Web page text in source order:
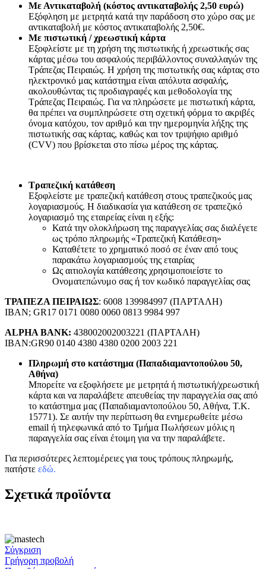
Με Αντικαταβολή (κόστος αντικαταβολής 2,50 ευρώ)
Εξόφληση με μετρητά κατά την παράδοση στο χώρο σας με
αντικαταβολή με κόστος αντικαταβολής 2,50€.
Με πιστωτική / χρεωστική κάρτα
Εξοφλείστε με τη χρήση της πιστωτικής ή χρεωστικής σας
κάρτας μέσω του ασφαλούς περιβάλλοντος συναλλαγών της
Τράπεζας Πειραιώς. Η χρήση της πιστωτικής σας κάρτας στο
ηλεκτρονικό μας κατάστημα είναι απόλυτα ασφαλής,
ακολουθώντας τις προδιαγραφές και μεθοδολογία της
Τράπεζας Πειραιώς. Για να πληρώσετε με πιστωτική κάρτα,
θα πρέπει να συμπληρώσετε στη σχετική φόρμα το ακριβές
όνομα κατόχου, τον αριθμό και την ημερομηνία λήξης της
πιστωτικής σας κάρτας, καθώς και τον τριψήφιο αριθμό
(CVV) που βρίσκεται στο πίσω μέρος της κάρτας.
Τραπεζική κατάθεση
Εξοφλείστε με τραπεζική κατάθεση στους τραπεζικούς μας
λογαριασμούς. Η διαδικασία για κατάθεση σε τραπεζικό
λογαριασμό της εταιρείας είναι η εξής:
Κατά την ολοκλήρωση της παραγγελίας σας διαλέγετε
ως τρόπο πληρωμής «Τραπεζική Κατάθεση»
Καταθέτετε το χρηματικό ποσό σε έναν από τους
παρακάτω λογαριασμούς της εταιρίας
Ως αιτιολογία κατάθεσης χρησιμοποιείστε το
Ονοματεπώνυμο σας ή τον κωδικό παραγγελίας σας
ΤΡΑΠΕΖΑ ΠΕΙΡΑΙΩΣ: 6008 139984997 (ΠΑΡΤΑΛΗ)
IBAN; GR17 0171 0080 0060 0813 9984 997
ALPHA BANK: 438002002003221 (ΠΑΡΤΑΛΗ)
IBAN:GR90 0140 4380 4380 0200 2003 221
Πληρωμή στο κατάστημα (Παπαδιαμαντοπούλου 50,
Αθήνα)
Μπορείτε να εξοφλήσετε με μετρητά ή πιστωτική/χρεωστική
κάρτα και να παραλάβετε απευθείας την παραγγελία σας από
το κατάστημα μας (Παπαδιαμαντοπούλου 50, Αθήνα, Τ.Κ.
15771). Σε αυτήν την περίπτωση θα ενημερωθείτε μέσω
email ή τηλεφωνικά από το Τμήμα Πωλήσεων μόλις η
παραγγελία σας είναι έτοιμη για να την παραλάβετε.
Για περισσότερες λεπτομέρειες για τους τρόπους πληρωμής,
πατήστε εδώ.
Σχετικά προϊόντα
Σύγκριση
Γρήγορη προβολή